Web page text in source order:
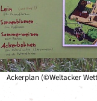
Ackerplan (©Weltacker